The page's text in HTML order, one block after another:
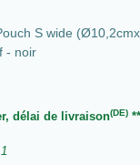
S wide
- noir
délai de livraison(DE)